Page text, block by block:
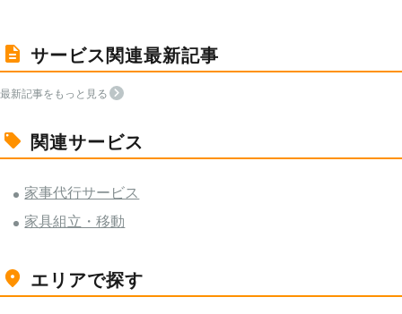
サービス関連最新記事
最新記事をもっと見る
関連サービス
家事代行サービス
家具組立・移動
エリアで探す